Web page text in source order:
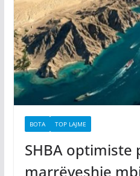
BOTA TOP LAJME
SHBA optimiste
marrëveshje